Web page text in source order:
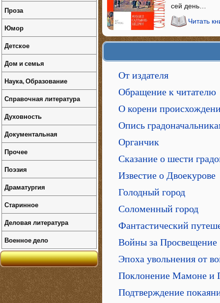
сей день…
Читать
От издателя
Обращение к читателю
О корени
Опись
Органчик
Сказание о шести
Известие о Двоекурове
Голодный город
Соломенный город
Фантастический
Войны за Просвещение
Эпоха увольнения от
Поклонение Мамоне и
Подтверждение
Проза
Юмор
Детское
Дом и семья
Наука, Образование
Справочная литература
Духовность
Документальная
Прочее
Поэзия
Драматургия
Старинное
Деловая литература
Военное дело